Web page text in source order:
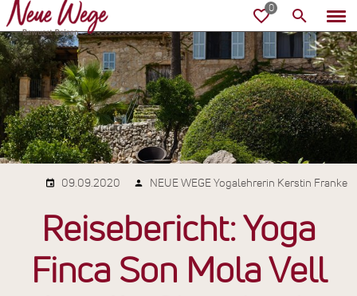
09.09.2020 NEUE WEGE Yogalehrerin Kerstin Franke
Reisebericht: Yoga
Finca Son Mola Vell